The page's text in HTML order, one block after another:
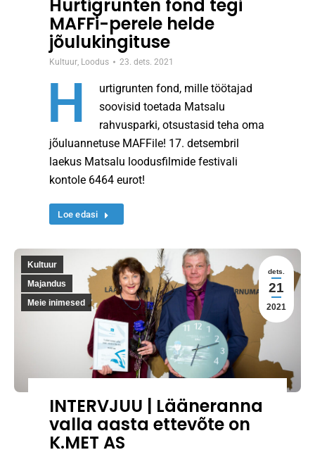
Hurtigrunten fond tegi
MAFFi-perele helde
jõulukingituse
Kultuur, Loodus 23. dets. 2021
H
urtigrunten fond, mille töötajad
soovisid toetada Matsalu
rahvusparki, otsustasid teha oma
jõuluannetuse MAFFile! 17. detsembril
laekus Matsalu loodusfilmide festivali
kontole 6464 eurot!
Loe edasi
dets.
21
2021
Kultuur
Majandus
Meie inimesed
INTERVJUU | Lääneranna
valla aasta ettevõte on
K.MET AS